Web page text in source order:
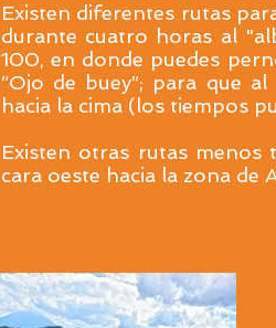
Existen diferentes rutas
durante cuatro horas al
100, en donde puedes
“Ojo de buey”; para que
hacia la cima (los tiempos
Existen otras rutas
cara oeste hacia la zona de